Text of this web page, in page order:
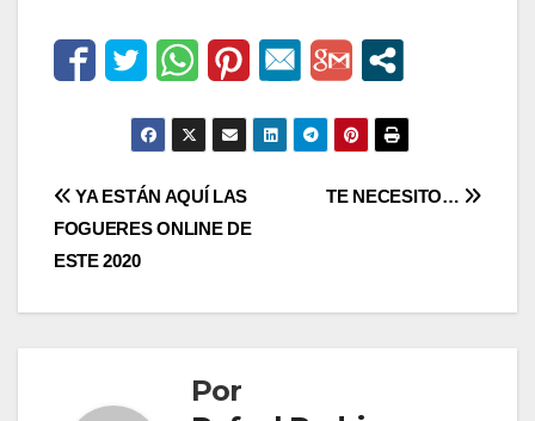
Navegación
de
entradas
TE NECESITO…
YA ESTÁN AQUÍ LAS
FOGUERES ONLINE DE
ESTE 2020
Por